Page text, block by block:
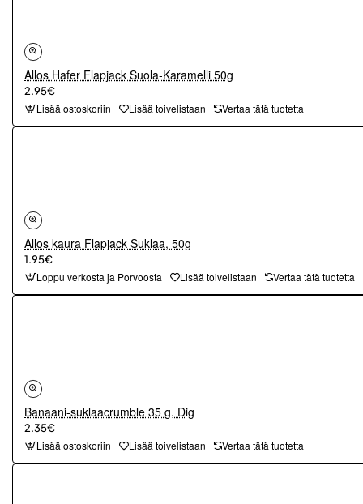
Allos Hafer Flapjack Suola-Karamelli 50g
2.95€
Lisää ostoskoriin Lisää toivelistaan Vertaa tätä tuotetta
Allos kaura Flapjack Suklaa, 50g
1.95€
Loppu verkosta ja Porvoosta Lisää toivelistaan Vertaa tätä tuotetta
Banaani-suklaacrumble 35 g, Dig
2.35€
Lisää ostoskoriin Lisää toivelistaan Vertaa tätä tuotetta